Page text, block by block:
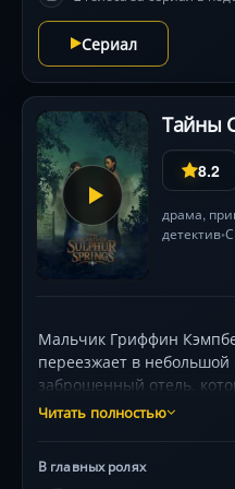
Сериал
Тайны
8.2
драма,
детектив•
Мальчик Гриффин
переезжает в
заброшенный отель,
сделать из него
друзьями хочет
Читать полностью
В главных ролях